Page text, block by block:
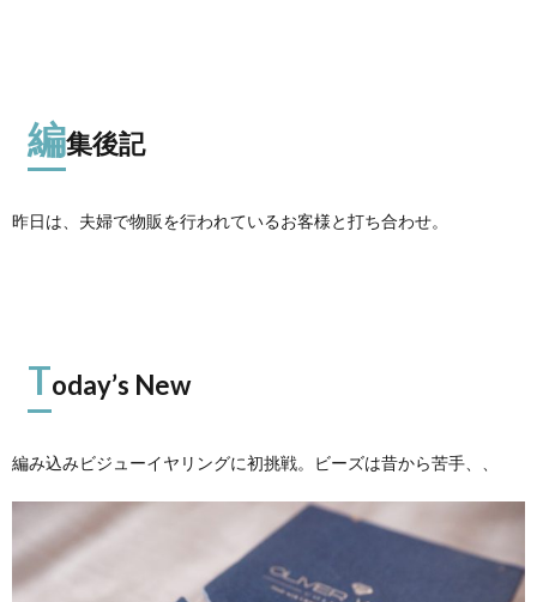
編集後記
昨日は、夫婦で物販を行われているお客様と打ち合わせ。
Today’s New
編み込みビジューイヤリングに初挑戦。ビーズは昔から苦手、、